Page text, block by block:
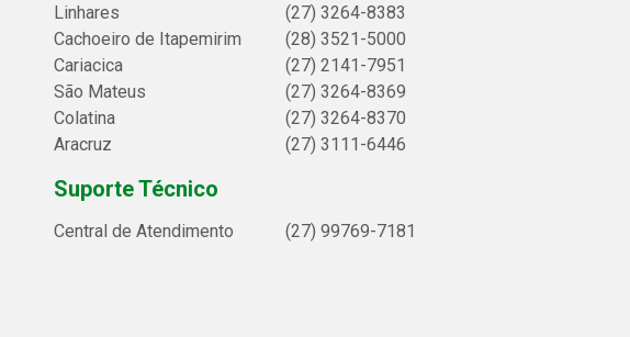
Linhares
(27) 3264-8383
Cachoeiro de Itapemirim
(28) 3521-5000
Cariacica
(27) 2141-7951
São Mateus
(27) 3264-8369
Colatina
(27) 3264-8370
Aracruz
(27) 3111-6446
Suporte Técnico
Central de Atendimento (27) 99769-7181